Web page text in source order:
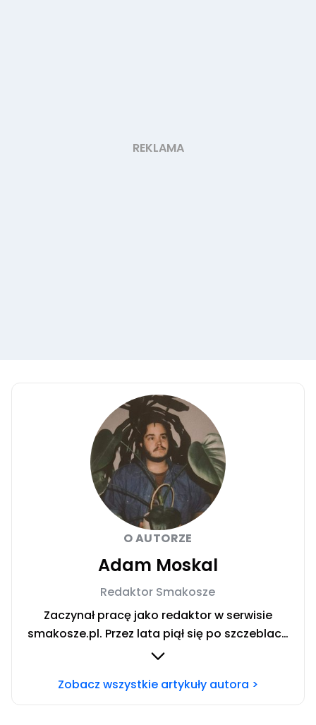
O AUTORZE
Adam Moskal
Redaktor Smakosze
Zaczynał pracę jako redaktor w serwisie
smakosze.pl. Przez lata piął się po szczeblach
przez stanowiska wydawnicze, w serwisach
oraz papilot.pl. Przez ponad rok dbał o serwis
Zobacz wszystkie artykuły autora >